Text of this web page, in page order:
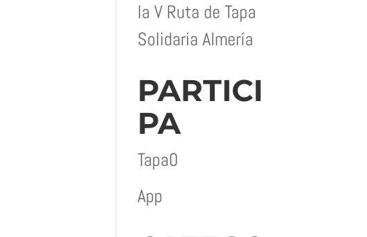
la V Ruta de Tapa
Solidaria Almería
PARTICI
PA
Tapa0
App